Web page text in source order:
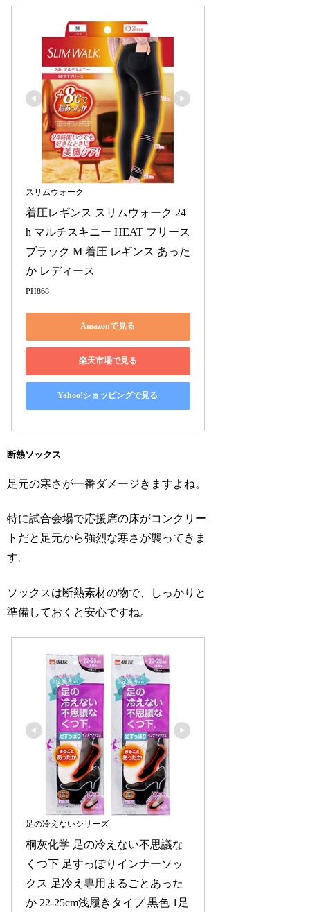
スリムウォーク
着圧レギンス スリムウォーク 24
h マルチスキニー HEAT フリース
ブラック M 着圧 レギンス あった
か レディース
PH868
Amazonで見る
楽天市場で見る
Yahoo!ショッピングで見る
断熱ソックス
足元の寒さが一番ダメージきますよね。
特に試合会場で応援席の床がコンクリー
トだと足元から強烈な寒さが襲ってきま
す。
ソックスは断熱素材の物で、しっかりと
準備しておくと安心ですね。
足の冷えないシリーズ
桐灰化学 足の冷えない不思議な
くつ下 足すっぽりインナーソッ
クス 足冷え専用まるごとあった
か 22-25cm浅履きタイプ 黒色 1足